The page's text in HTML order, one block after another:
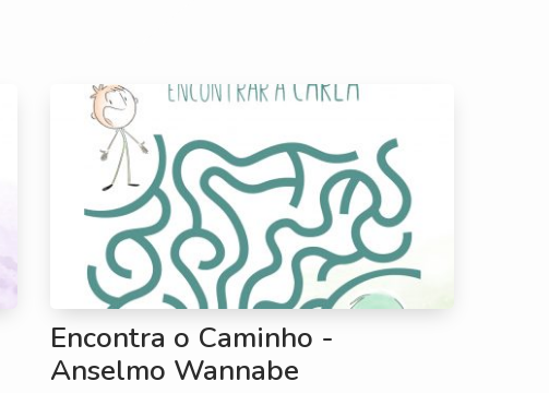
Encontra o Caminho -
Anselmo Wannabe